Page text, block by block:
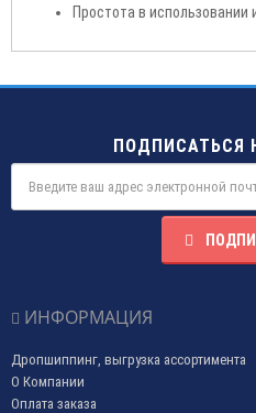
Простота в использовании
ПОДПИСАТЬСЯ
ИНФОРМАЦИЯ
Дропшиппинг, выгрузка ассортимента
О Компании
Оплата заказа